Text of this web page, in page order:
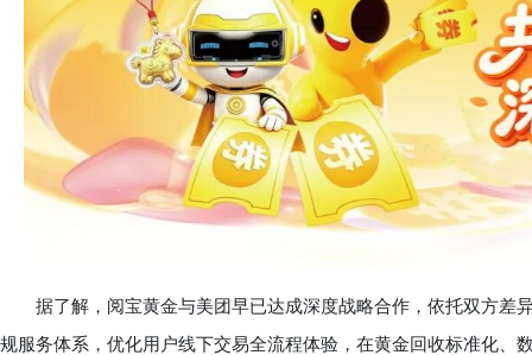
据了解，阅宝黄金与美团早已达成深度战略合作，依托双方差
规服务体系，优化用户线下交易全流程体验，在黄金回收标准化、